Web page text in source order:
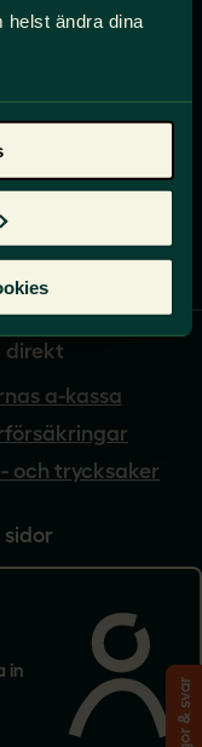
helst ändra dina
direkt
a-kassa
och trycksaker
sidor
in
Frågor & svar